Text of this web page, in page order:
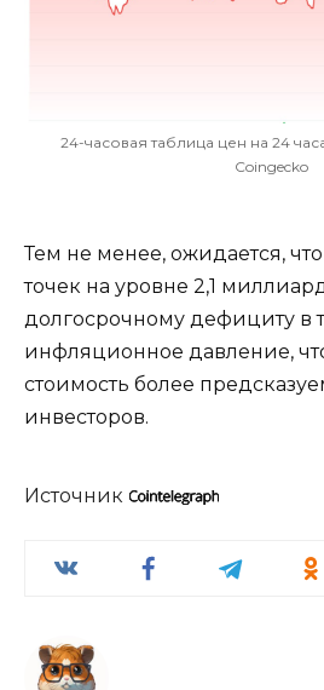
24-часовая таблица цен на 24
Coingecko
Тем не менее, ожидается,
точек на уровне 2,1
долгосрочному дефициту в
инфляционное давление,
стоимость более
инвесторов.
Источник